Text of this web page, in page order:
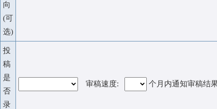
向
(可
选)
投
稿
是
否
录
审稿速度: 个月内通知审稿结